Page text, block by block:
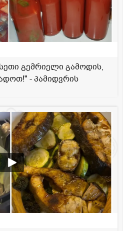
გემრიელი გამოდის,
- პამიდვრის